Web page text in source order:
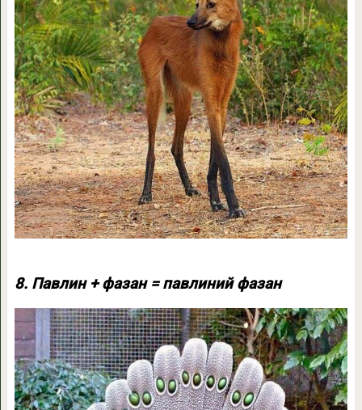
8. Павлин + фазан = павлиний фазан